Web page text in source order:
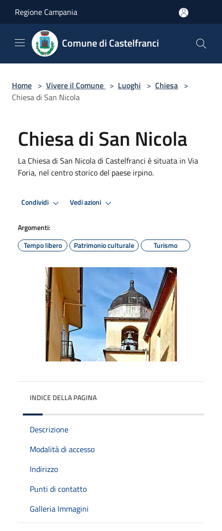
Regione Campania
Comune di Castelfranci
Home > Vivere il Comune > Luoghi > Chiesa >
Chiesa di San Nicola
Chiesa di San Nicola
La Chiesa di San Nicola di Castelfranci è situata in Via
Foria, nel centro storico del paese irpino.
Condividi Vedi azioni
Argomenti:
Tempo libero
Patrimonio culturale Turismo
INDICE DELLA PAGINA
Descrizione
Modalità di accesso
Indirizzo
Punti di contatto
Galleria Immagini